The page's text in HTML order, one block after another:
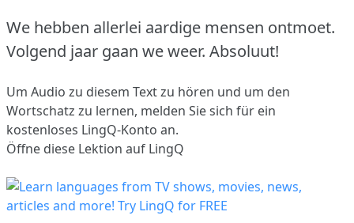
We hebben allerlei aardige mensen ontmoet.
Volgend jaar gaan we weer. Absoluut!
Um Audio zu diesem Text zu hören und um den
Wortschatz zu lernen, melden Sie sich für ein
kostenloses LingQ-Konto an.
Öffne diese Lektion auf LingQ